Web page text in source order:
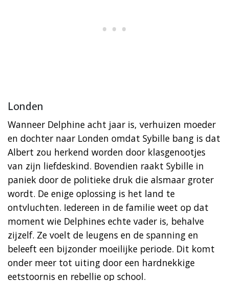
Londen
Wanneer Delphine acht jaar is, verhuizen moeder
en dochter naar Londen omdat Sybille bang is dat
Albert zou herkend worden door klasgenootjes
van zijn liefdeskind. Bovendien raakt Sybille in
paniek door de politieke druk die alsmaar groter
wordt. De enige oplossing is het land te
ontvluchten. Iedereen in de familie weet op dat
moment wie Delphines echte vader is, behalve
zijzelf. Ze voelt de leugens en de spanning en
beleeft een bijzonder moeilijke periode. Dit komt
onder meer tot uiting door een hardnekkige
eetstoornis en rebellie op school.